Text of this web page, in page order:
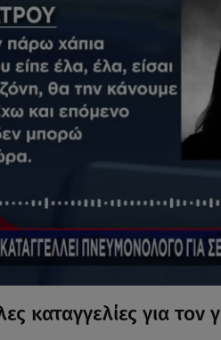
καταγγελίες για τον